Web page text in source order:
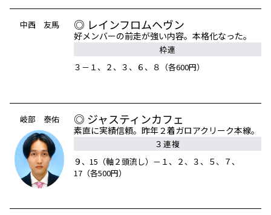
中西 友馬 ◎ レインフロムヘヴン
好メンバーの前走が強い内容。本格化なった。
枠連
３－１、２、３、６、８（各600円）
岐部 泰佑 ◎ ジャスティンカフェ
素直に実績信頼。昨年２着ガロアクリーク本線。
３連複
９、15（軸２頭流し）－１、２、３、５、７、
17（各500円）